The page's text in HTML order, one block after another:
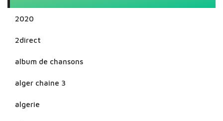
2020
2direct
album de chansons
alger chaine 3
algerie